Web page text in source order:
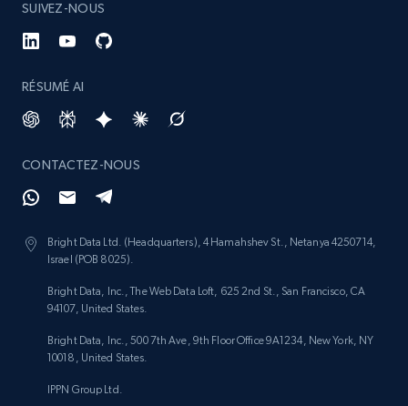
SUIVEZ-NOUS
RÉSUMÉ AI
CONTACTEZ-NOUS
Bright Data Ltd. (Headquarters), 4 Hamahshev St., Netanya 4250714,
Israel (POB 8025).
Bright Data, Inc., The Web Data Loft, 625 2nd St., San Francisco, CA
94107, United States.
Bright Data, Inc., 500 7th Ave, 9th Floor Office 9A1234, New York, NY
10018, United States.
IPPN Group Ltd.